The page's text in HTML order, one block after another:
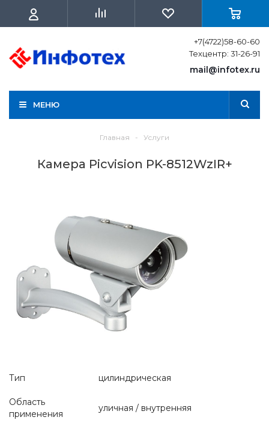
+7(4722)58-60-60
Техцентр: 31-26-91
mail@infotex.ru
МЕНЮ
Главная - Услуги
Камера Picvision PK-8512WzIR+
Тип цилиндрическая
Область
применения
уличная / внутренняя